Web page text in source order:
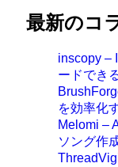
最新のコ
inscopy –
ードでき
を効率化
Melomi –
ソング作